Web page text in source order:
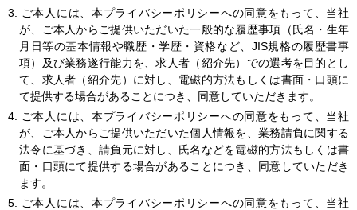
3.
ご本人には、本プライバシーポリシーへの同意をもって、当社
が、ご本人からご提供いただいた一般的な履歴事項（氏名・生年
月日等の基本情報や職歴・学歴・資格など、JIS規格の履歴書事
項）及び業務遂行能力を、求人者（紹介先）での選考を目的とし
て、求人者（紹介先）に対し、電磁的方法もしくは書面・口頭に
て提供する場合があることにつき、同意していただきます。
4.
ご本人には、本プライバシーポリシーへの同意をもって、当社
が、ご本人からご提供いただいた個人情報を、業務請負に関する
法令に基づき、請負元に対し、氏名などを電磁的方法もしくは書
面・口頭にて提供する場合があることにつき、同意していただき
ます。
5.
ご本人には、本プライバシーポリシーへの同意をもって、当社